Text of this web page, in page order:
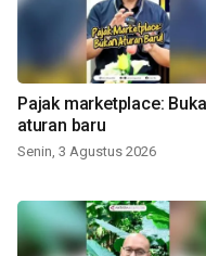
Pajak marketplace:
aturan baru
Senin, 3 Agustus 2026